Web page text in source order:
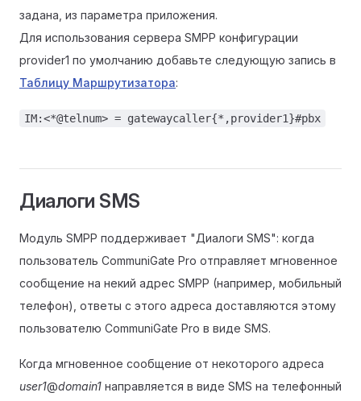
задана, из параметра приложения.
Для использования сервера SMPP конфигурации
provider1 по умолчанию добавьте следующую запись в
Таблицу Маршрутизатора:
IM:<*@telnum> = gatewaycaller{*,provider1}#pbx
Диалоги SMS
Модуль SMPP поддерживает "Диалоги SMS": когда
пользователь CommuniGate Pro отправляет мгновенное
сообщение на некий адрес SMPP (например, мобильный
телефон), ответы с этого адреса доставляются этому
пользователю CommuniGate Pro в виде SMS.
Когда мгновенное сообщение от некоторого адреса
user1@domain1 направляется в виде SMS на телефонный